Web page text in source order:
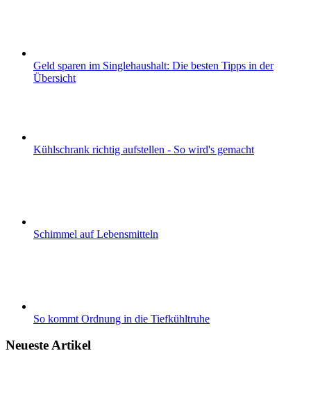
Geld sparen im Singlehaushalt: Die besten Tipps in der
Übersicht
Kühlschrank richtig aufstellen - So wird's gemacht
Schimmel auf Lebensmitteln
So kommt Ordnung in die Tiefkühltruhe
Neueste Artikel